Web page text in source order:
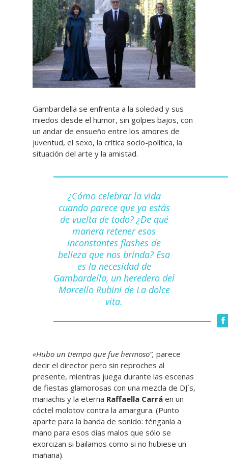
Gambardella se enfrenta a la soledad y sus
miedos desde el humor, sin golpes bajos, con
un andar de ensueño entre los amores de
juventud, el sexo, la crítica socio-política, la
situación del arte y la amistad.
¿Cómo celebrar la vida
cuando parece que ya estás
de vuelta de todo? ¿De qué
manera retener esos
inconstantes flashes de
belleza que nos brinda? Esa
es la necesidad de
Gambardella, un heredero del
Marcello Rubini de La dolce
vita.
«Hubo un tiempo que fue hermoso”, parece
decir el director pero sin reproches al
presente, mientras juega durante las escenas
de fiestas glamorosas con una mezcla de DJ´s,
mariachis y la eterna Raffaella Carrá en un
cóctel molotov contra la amargura. (Punto
aparte para la banda de sonido: ténganla a
mano para esos días malos que sólo se
exorcizan si bailamos como si no hubiese un
mañana).